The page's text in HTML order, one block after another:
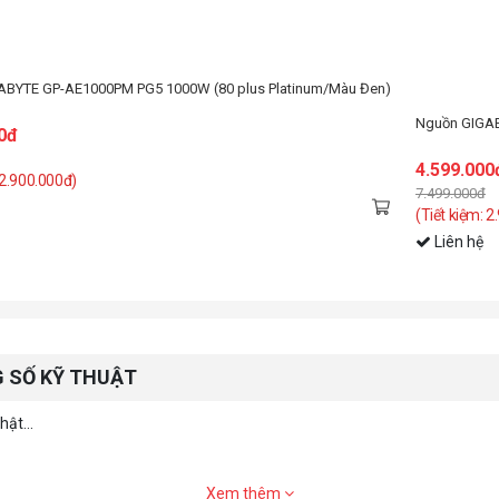
GP-AE1000PM PG5 ICE 1000W (80 plus Platinum/Màu Trắng)
(Tiết
Liên
SỐ KỸ THUẬT
Xem thêm